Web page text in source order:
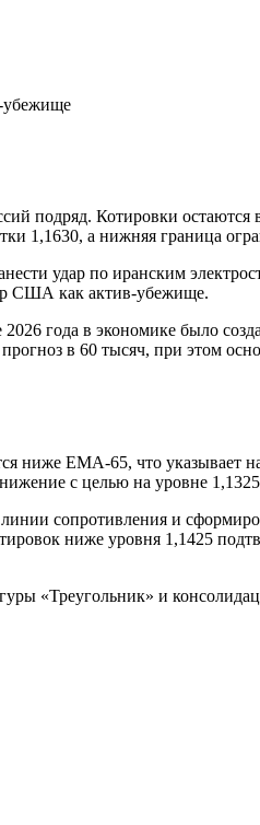
убежище
подряд. Котировки
1,1630, а нижняя граница
удар по иранским
США как актив-убежище.
года в экономике было
в 60 тысяч, при этом
ниже EMA-65, что указывает
с целью на уровне
сопротивления и
ниже уровня 1,1425
«Треугольник» и